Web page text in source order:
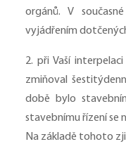
orgánů. V
vyjádřením
2. při Vaší
zmiňoval
době bylo
stavebnímu řízení se
Na základě tohoto